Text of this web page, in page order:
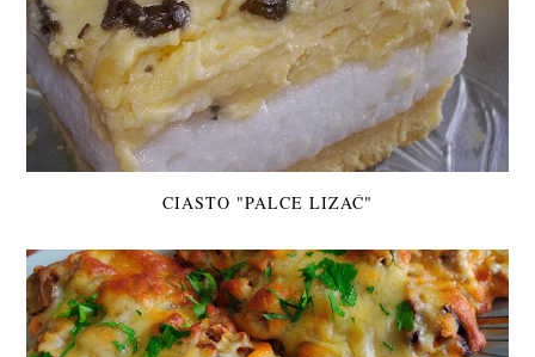
CIASTO "PALCE LIZAĆ"